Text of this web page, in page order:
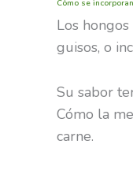
Cómo se
Los
guisos, o
Su sabor
Cómo la
carne.